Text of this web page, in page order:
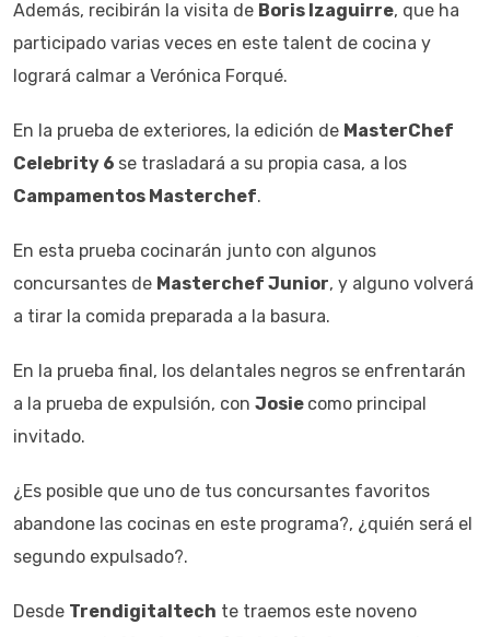
Además, recibirán la visita de Boris Izaguirre, que ha
participado varias veces en este talent de cocina y
logrará calmar a Verónica Forqué.
En la prueba de exteriores, la edición de MasterChef
Celebrity 6 se trasladará a su propia casa, a los
Campamentos Masterchef.
En esta prueba cocinarán junto con algunos
concursantes de Masterchef Junior, y alguno volverá
a tirar la comida preparada a la basura.
En la prueba final, los delantales negros se enfrentarán
a la prueba de expulsión, con Josie como principal
invitado.
¿Es posible que uno de tus concursantes favoritos
abandone las cocinas en este programa?, ¿quién será el
segundo expulsado?.
Desde Trendigitaltech te traemos este noveno